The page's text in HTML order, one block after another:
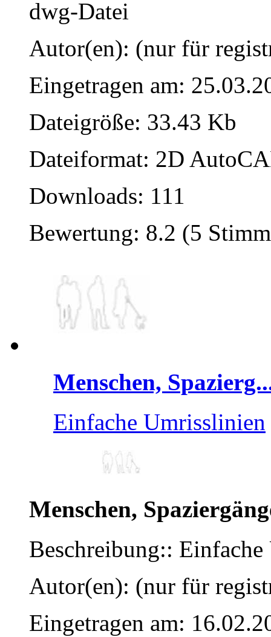
dwg-Datei
Autor(en): (nur für
Eingetragen am:
Dateigröße: 33.43 Kb
Dateiformat: 2D
Downloads: 111
Bewertung: 8.2 (5
Menschen,
Einfache Umrisslinien
Menschen,
Beschreibung::
Autor(en): (nur für
Eingetragen am: